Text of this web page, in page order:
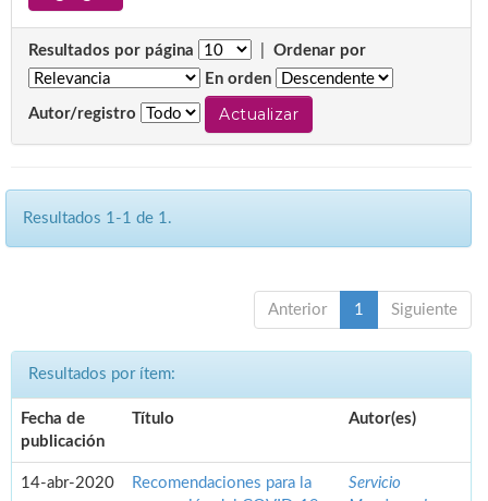
Resultados por página
Ordenar por
En orden
Autor/registro
Resultados 1-1 de 1.
Anterior 1 Siguiente
Resultados por ítem:
Fecha de
publicación
Título Autor(es)
14-abr-2020
Recomendaciones para la
Servicio